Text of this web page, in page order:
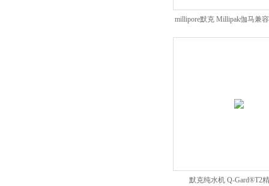
millipore默克 Millipak伽马兼
默克纯水机 Q-Gard®T2